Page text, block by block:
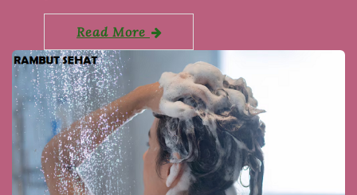
Read More